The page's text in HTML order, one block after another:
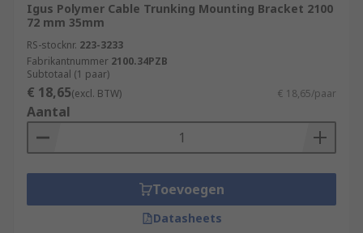
Igus Polymer Cable Trunking Mounting Bracket 2100
72 mm 35mm
RS-stocknr. 223-3233
Fabrikantnummer 2100.34PZB
Subtotaal (1 paar)
€ 18,65(excl. BTW) € 18,65/paar
Aantal
Toevoegen
Datasheets